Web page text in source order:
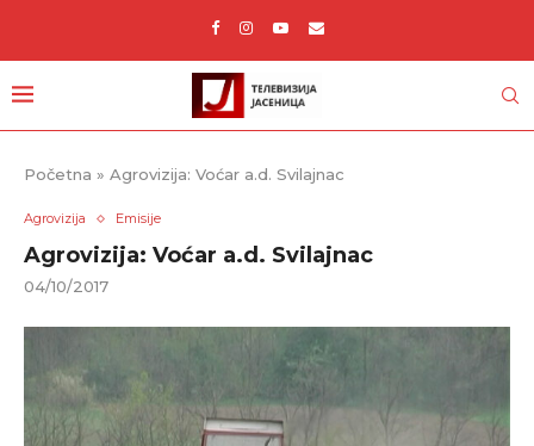
Početna » Agrovizija: Voćar a.d. Svilajnac
Agrovizija Emisije
Agrovizija: Voćar a.d. Svilajnac
04/10/2017